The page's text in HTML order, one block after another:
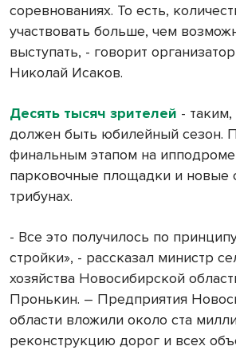
соревнованиях. То есть,
участвовать больше, чем
выступать, - говорит
Николай Исаков.
Десять тысяч зрителей -
должен быть юбилейный сезон.
финальным этапом на
парковочные площадки и новые
трибунах.
- Все это получилось по
стройки», - рассказал министр
хозяйства Новосибирской
Пронькин. – Предприятия
области вложили около ста
реконструкцию дорог и всех